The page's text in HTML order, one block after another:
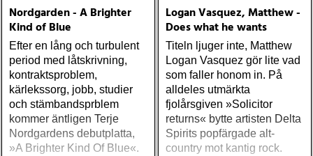
Nordgarden - A Brighter
Kind of Blue
Efter en lång och turbulent
period med låtskrivning,
kontraktsproblem,
kärlekssorg, jobb, studier
och stämbandsprblem
kommer äntligen Terje
Nordgardens debutplatta,
»A Brighter Kind Of Blue«.
Logan Vasquez, Matthew -
Does what he wants
Titeln ljuger inte, Matthew
Logan Vasquez gör lite vad
som faller honom in. På
alldeles utmärkta
fjolårsgiven »Solicitor
returns« bytte artisten Delta
Spirits popfärgade alt-
country mot kantig rock.